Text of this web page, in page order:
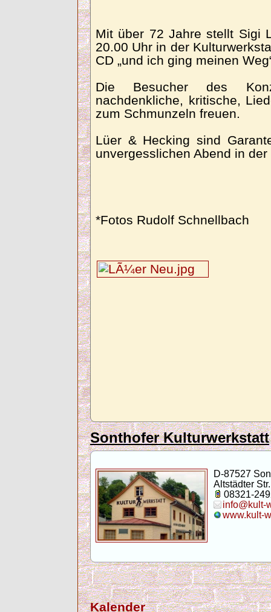
Mit über 72 Jahre stellt Sigi
20.00 Uhr in der
CD „und ich ging meinen
Die Besucher des
nachdenkliche, kritische,
zum Schmunzeln freuen.
Lüer & Hecking sind
unvergesslichen Abend in
*Fotos Rudolf Schnellbach
Sonthofer Kulturwerkstatt
D-87527
Altstädter
08321-
info@kult-
www.kult-
Kalender